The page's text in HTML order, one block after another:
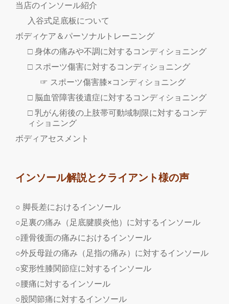
当店のインソール紹介
入谷式足底板について
ボディケア＆パーソナルトレーニング
□ 身体の痛みや不調に対するコンディショニング
□ スポーツ傷害に対するコンディショニング
☞ スポーツ傷害膝×コンディショニング
□ 脳血管障害後遺症に対するコンディショニング
□ 乳がん術後の上肢帯可動域制限に対するコンデ
ィショニング
ボディアセスメント
インソール解説とクライアント様の声
○ 脚長差におけるインソール
○足裏の痛み（足底腱膜炎他）に対するインソール
○踵骨後面の痛みにおけるインソール
○外反母趾の痛み（足指の痛み）に対するインソール
○変形性膝関節症に対するインソール
○腰痛に対するインソール
○股関節痛に対するインソール